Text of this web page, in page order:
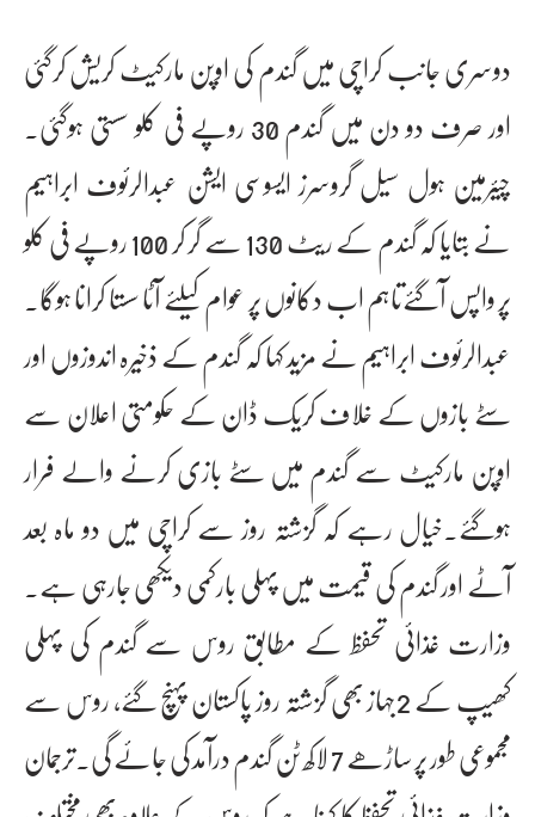
دوسری جانب کراچی میں گندم کی اوپن مارکیٹ کریش کرگئی
اور صرف دو دن میں گندم 30 روپے فی کلو سستی ہوگئی۔
چیئرمین ہول سیل گروسرز ایسوسی ایشن عبدالرئوف ابراہیم
نے بتایا کہ گندم کے ریٹ 130 سے گر کر 100 روپے فی کلو
پر واپس آگئےتاہم اب دکانوں پر عوام کیلئے آٹا سستا کرانا ہوگا۔
عبدالرئوف ابراہیم نے مزید کہا کہ گندم کے ذخیرہ اندوزوں اور
سٹے بازوں کے خلاف کریک ڈان کے حکومتی اعلان سے
اوپن مارکیٹ سے گندم میں سٹے بازی کرنے والے فرار
ہوگئے۔خیال رہے کہ گزشتہ روز سے کراچی میں دو ماہ بعد
آٹے اور گندم کی قیمت میں پہلی بارکمی دیکھی جارہی ہے۔
وزارت غذائی تحفظ کے مطابق روس سے گندم کی پہلی
کھیپ کے 2جہاز بھی گزشتہ روز پاکستان پہنچ گئے، روس سے
مجموعی طور پر ساڑھے 7 لاکھ ٹن گندم درآمد کی جائے گی۔ترجمان